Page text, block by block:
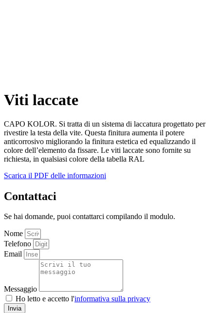
Viti laccate
CAPO KOLOR. Si tratta di un sistema di laccatura progettato per
rivestire la testa della vite. Questa finitura aumenta il potere
anticorrosivo migliorando la finitura estetica ed equalizzando il
colore dell’elemento da fissare. Le viti laccate sono fornite su
richiesta, in qualsiasi colore della tabella RAL
Scarica il PDF delle informazioni
Contattaci
Se hai domande, puoi contattarci compilando il modulo.
Nome
Telefono
Email
Messaggio
Ho letto e accetto l'informativa sulla privacy
Invia